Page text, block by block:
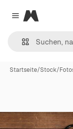
Close menu
Magnific
Startseite/Stock/